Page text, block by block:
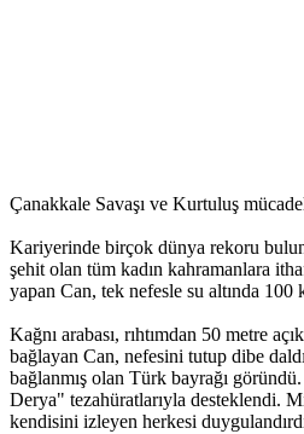
Çanakkale Savaşı ve Kurtuluş
Kariyerinde birçok dünya rekoru
şehit olan tüm kadın kahramanlara
yapan Can, tek nefesle su altında 100
Kağnı arabası, rıhtımdan 50 metre
bağlayan Can, nefesini tutup dibe
bağlanmış olan Türk bayrağı
Derya" tezahüratlarıyla desteklendi.
kendisini izleyen herkesi